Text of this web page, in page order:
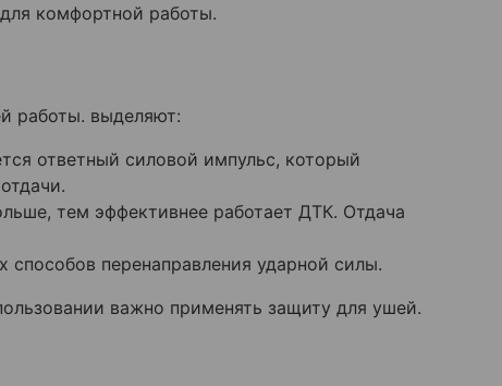
комфортной работы.
работы. выделяют:
ответный силовой импульс, который
тем эффективнее работает ДТК. Отдача
перенаправления ударной силы.
важно применять защиту для ушей.